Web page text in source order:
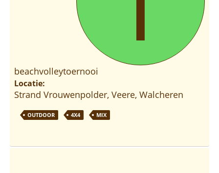
beachvolleytoernooi
Locatie:
Strand Vrouwenpolder, Veere, Walcheren
OUTDOOR 4X4 MIX